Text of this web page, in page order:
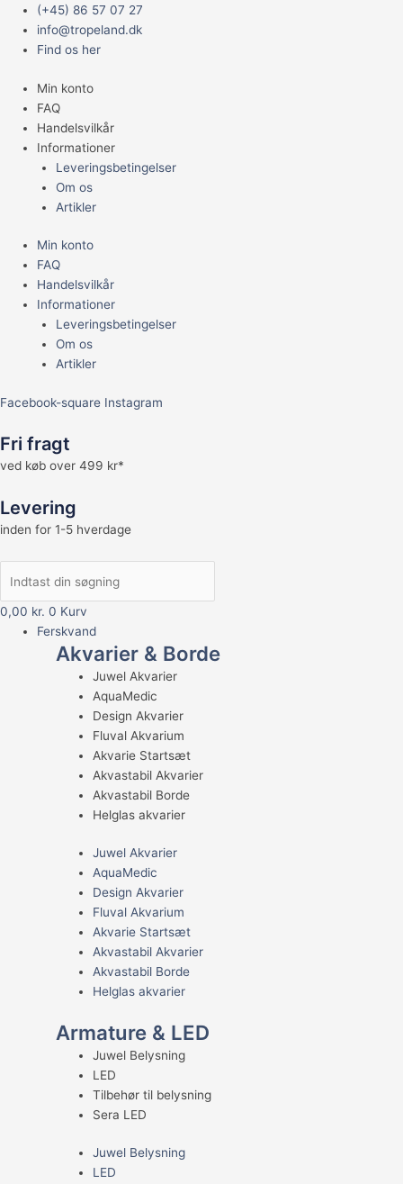
indholdet
(+45) 86 57 07 27
info@tropeland.dk
Find os her
Min konto
FAQ
Handelsvilkår
Informationer
Leveringsbetingelser
Om os
Artikler
Min konto
FAQ
Handelsvilkår
Informationer
Leveringsbetingelser
Om os
Artikler
Facebook-square Instagram
Fri fragt
ved køb over 499 kr*
Levering
inden for 1-5 hverdage
0,00 kr. 0 Kurv
Main
Menu
Ferskvand
Akvarier & Borde
Juwel Akvarier
AquaMedic
Design Akvarier
Fluval Akvarium
Akvarie Startsæt
Akvastabil Akvarier
Akvastabil Borde
Helglas akvarier
Juwel Akvarier
AquaMedic
Design Akvarier
Fluval Akvarium
Akvarie Startsæt
Akvastabil Akvarier
Akvastabil Borde
Helglas akvarier
Armature & LED
Juwel Belysning
LED
Tilbehør til belysning
Sera LED
Juwel Belysning
LED
Cyprinella
Lutrensis
antal